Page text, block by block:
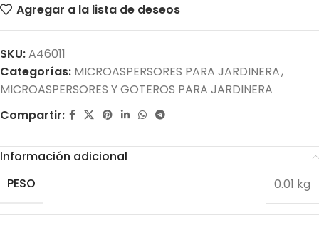
Agregar a la lista de deseos
SKU:A46011
Categorías: MICROASPERSORES PARA JARDINERA,
MICROASPERSORES Y GOTEROS PARA JARDINERA
Compartir:
Información adicional
PESO
0.01 kg